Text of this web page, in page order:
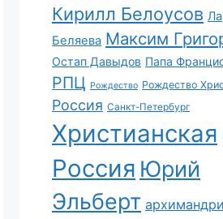
Кирилл Белоусов
Беляева Максим
Остап Давыдов Папа
РПЦ Рождество Рождество
Россия Санкт-Петербург
Христианская
Россия Юрий
Эльберт